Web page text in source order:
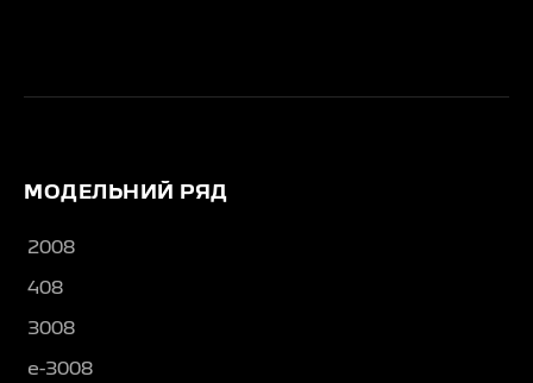
МОДЕЛЬНИЙ РЯД
2008
408
3008
e-3008